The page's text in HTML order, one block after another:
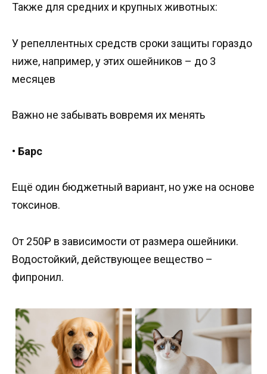
Также для средних и крупных животных:
У репеллентных средств сроки защиты гораздо
ниже, например, у этих ошейников – до 3
месяцев
Важно не забывать вовремя их менять
• Барс
Ещё один бюджетный вариант, но уже на основе
токсинов.
От 250₽ в зависимости от размера ошейники.
Водостойкий, действующее вещество –
фипронил.